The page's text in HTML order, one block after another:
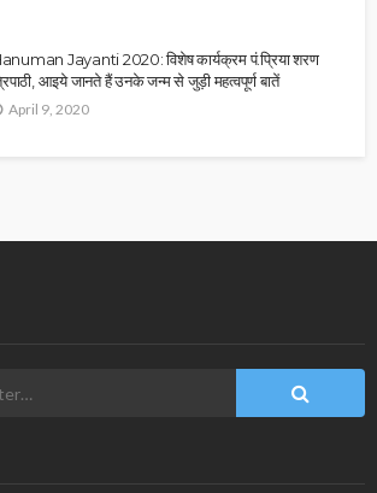
Jayanti 2020: विशेष कार्यक्रम पं.प्रिया शरण
आइये जानते हैं उनके जन्म से जुड़ी महत्वपूर्ण बातें
April 9, 2020